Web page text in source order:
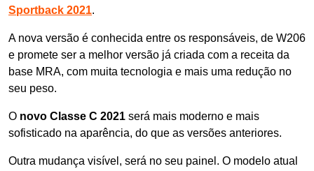
Sportback 2021.
A nova versão é conhecida entre os responsáveis, de W206
e promete ser a melhor versão já criada com a receita da
base MRA, com muita tecnologia e mais uma redução no
seu peso.
O novo Classe C 2021 será mais moderno e mais
sofisticado na aparência, do que as versões anteriores.
Outra mudança visível, será no seu painel. O modelo atual